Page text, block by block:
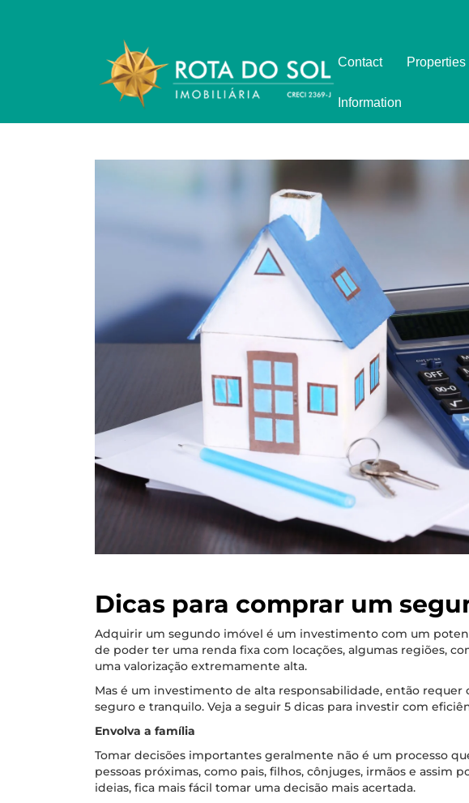
Contact
Information
Dicas para comprar um
Adquirir um segundo imóvel é um investimento com um
de poder ter uma renda fixa com locações, algumas regiões,
uma valorização extremamente alta.
Mas é um investimento de alta responsabilidade, então requer
seguro e tranquilo. Veja a seguir 5 dicas para investir com
Envolva a família
Tomar decisões importantes geralmente não é um processo
pessoas próximas, como pais, filhos, cônjuges, irmãos e assim
ideias, fica mais fácil tomar uma decisão mais acertada.